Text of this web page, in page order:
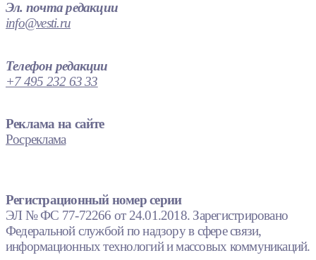
Эл. почта редакции
info@vesti.ru
Телефон редакции
+7 495 232 63 33
Реклама на сайте
Росреклама
Регистрационный номер серии
ЭЛ № ФС 77-72266 от 24.01.2018. Зарегистрировано
Федеральной службой по надзору в сфере связи,
информационных технологий и массовых коммуникаций.